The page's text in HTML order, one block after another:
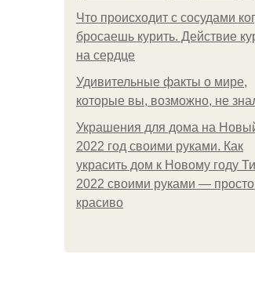
Что происходит с сосудами
бросаешь курить. Действие
на сердце
Удивительные факты о мире,
которые вы, возможно, не
Украшения для дома на
2022 год своими руками. Как
украсить дом к Новому году
2022 своими руками —
красиво